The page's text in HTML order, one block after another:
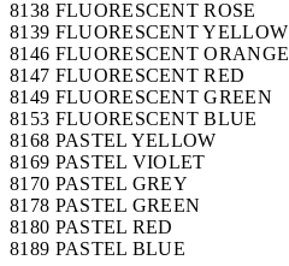
8138 FLUORESCENT ROSE
8139 FLUORESCENT YELLOW
8146 FLUORESCENT ORANGE
8147 FLUORESCENT RED
8149 FLUORESCENT GREEN
8153 FLUORESCENT BLUE
8168 PASTEL YELLOW
8169 PASTEL VIOLET
8170 PASTEL GREY
8178 PASTEL GREEN
8180 PASTEL RED
8189 PASTEL BLUE